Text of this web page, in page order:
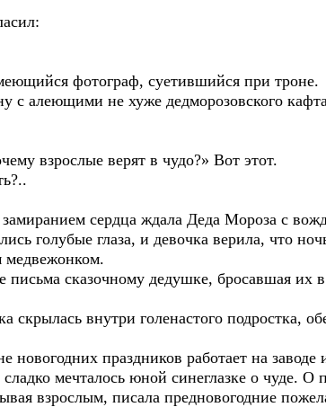
фотограф, суетившийся при троне.
с алеющими не хуже дедморозовского
взрослые верят в чудо?» Вот этот.
сердца ждала Деда Мороза с
голубые глаза, и девочка верила, что
медвежонком.
сказочному дедушке, бросавшая их
внутри голенастого подростка,
праздников работает на заводе
мечталось юной синеглазке о чуде. О
взрослым, писала предновогодние